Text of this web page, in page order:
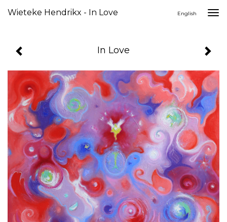
Wieteke Hendrikx - In Love English
In Love